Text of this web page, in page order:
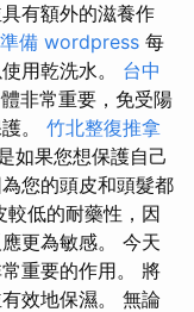
有額外的滋養作
備 wordpress 每
用乾洗水。 台中
非常重要，免受陽
。 竹北整復推拿
如果您想保護自己
您的頭皮和頭髮都
低的耐藥性，因
更為敏感。 今天
重要的作用。 將
效地保濕。 無論